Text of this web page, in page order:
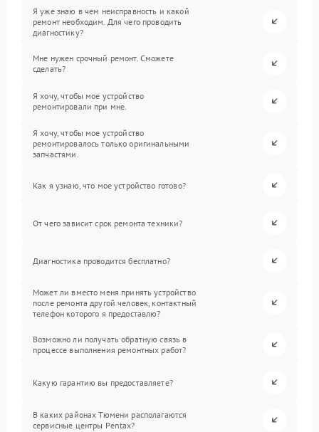
Я уже знаю в чем неисправность и какой
ремонт необходим. Для чего проводить
диагностику?
Мне нужен срочный ремонт. Сможете
сделать?
Я хочу, чтобы мое устройство
ремонтировали при мне.
Я хочу, чтобы мое устройство
ремонтировалось только оригинальными
запчастями.
Как я узнаю, что мое устройство готово?
От чего зависит срок ремонта техники?
Диагностика проводится бесплатно?
Может ли вместо меня принять устройство
после ремонта другой человек, контактный
телефон которого я предоставлю?
Возможно ли получать обратную связь в
процессе выполнения ремонтных работ?
Какую гарантию вы предоставляете?
В каких районах Тюмени располагаются
сервисные центры Pentax?